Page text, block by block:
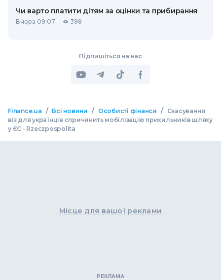
Чи варто платити дітям за оцінки та прибирання
Вчора 09:07 398
Підпишіться на нас
Finance.ua / Всі новини / Особисті фінанси /
Скасування
віз для українців спричинить мобілізацію прихильників шляху
у ЄС - Rzeczpospolita
Місце для вашої реклами